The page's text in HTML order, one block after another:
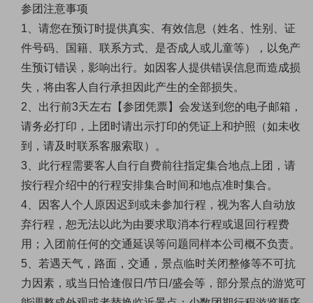
参团注意事项
1、请您在预订时提供真实、有效信息（姓名、性别、证
件号码、国籍、联系方式、是否成人或儿童等），以免产
生预订错误，影响出行。如因客人提供错误信息而造成损
失，将由客人自行承担因此产生的全部损失。
2、出行前3天左右【参团凭票】会发送到您的电子邮箱，
请务必打印，上团时请出示打印的凭证上和护照（如未收
到，请及时联系客服索取）。
3、此行程需要客人自行自费前往指定集合地点上团，请
按行程介绍中的行程安排集合时间和地点准时集合。
4、因客人个人原因迟到或未参加行程，视为客人自动放
弃行程，恕无法以此为由要求取消本行程或退回行程费
用； 入团前任何的交通延误等问题同样本公司概不负责。
5、若遇天气，路面，交通，景点临时关闭整修等不可抗
力因素，或当日恰逢假日/节日/盛会等，部分景点的游览可